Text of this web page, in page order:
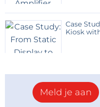
Case
Kiosk
Meld je aan